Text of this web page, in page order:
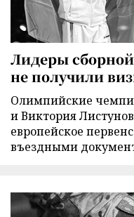
Лидеры
не получили
Олимпийские
и Виктория
европейское
въездными